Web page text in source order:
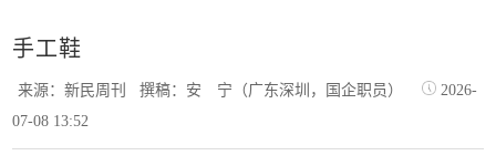
手工鞋
来源：新民周刊撰稿：安 宁（广东深圳，国企职员）
2026-
07-08 13:52